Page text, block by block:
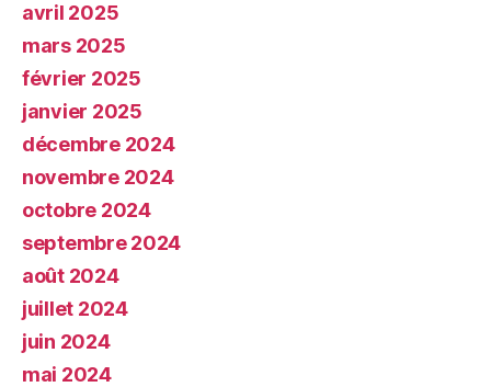
avril 2025
mars 2025
février 2025
janvier 2025
décembre 2024
novembre 2024
octobre 2024
septembre 2024
août 2024
juillet 2024
juin 2024
mai 2024